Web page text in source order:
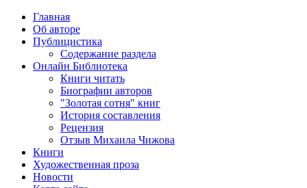
Главная
Об авторе
Публицистика
Содержание раздела
Онлайн Библиотека
Книги читать
Биографии авторов
"Золотая сотня" книг
История составления
Рецензия
Отзыв Михаила Чижова
Книги
Художественная проза
Новости